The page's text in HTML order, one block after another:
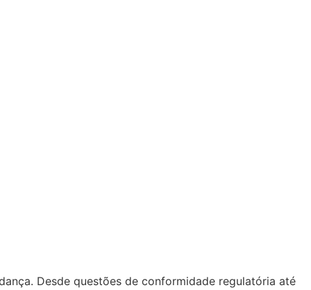
Desde questões de conformidade regulatória até